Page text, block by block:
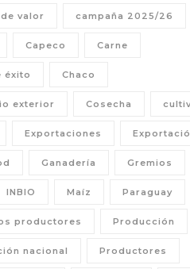
valor campaña 2025/26
Capeco Carne
éxito Chaco
exterior Cosecha
Exportaciones
Ganadería Gremios
INBIO Maíz Paraguay
productores Producción
nacional Productores